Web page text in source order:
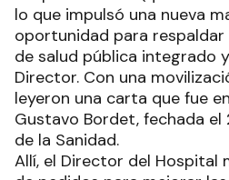
lo que impulsó una nueva
oportunidad para
de salud pública integrado
Director. Con una
leyeron una carta que fue
Gustavo Bordet, fechada el
de la Sanidad.
Allí, el Director del Hospital